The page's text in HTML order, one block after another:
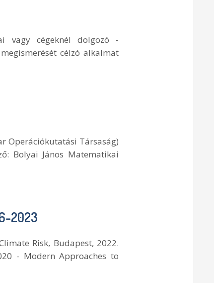
vagy cégeknél dolgozó -
célzó alkalmat
Operációkutatási Társaság)
Bolyai János Matematikai
2023
Risk, Budapest, 2022.
- Modern Approaches to